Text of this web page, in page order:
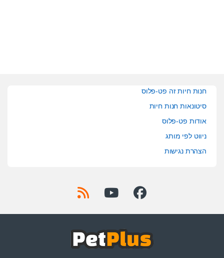
חנות חיות זה פט-פלוס
סיטונאות חנות חיות
אודות פט-פלוס
ניווט לפי מותג
הצהרת נגישות